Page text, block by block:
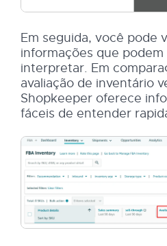
Em seguida, você pode
informações que
interpretar. Em
avaliação de inventário
Shopkeeper oferece
fáceis de entender